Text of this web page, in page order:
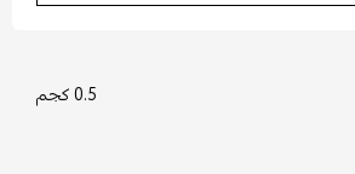
0.5 كجم